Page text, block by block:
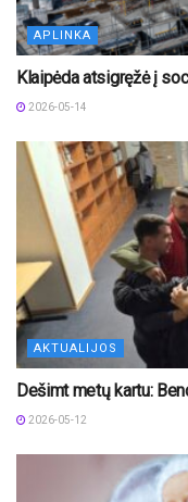
APLINKA
Klaipėda atsigręžė į
2026-05-14
AKTUALIJOS
Dešimt metų kartu:
2026-05-12